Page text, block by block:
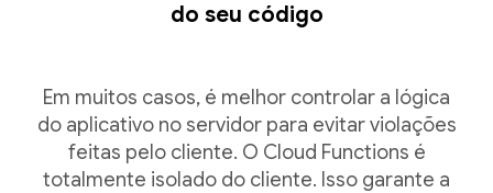
do seu código
Em muitos casos, é melhor controlar a lógica
do aplicativo no servidor para evitar violações
feitas pelo cliente. O Cloud Functions é
totalmente isolado do cliente. Isso garante a